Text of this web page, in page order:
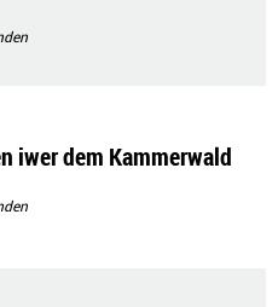
iwer dem Kammerwald